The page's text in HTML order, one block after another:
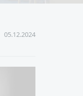
05.12.2024